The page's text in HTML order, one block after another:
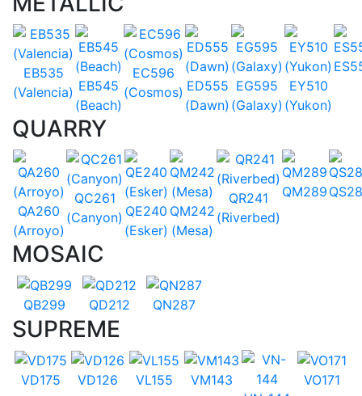
EB535
(Valencia) EB545
(Beach)
EC596
(Cosmos) ED555
(Dawn)
EG595
(Galaxy)
EY510
(Yukon)
QUARRY
QA260
(Arroyo)
QC261
(Canyon) QE240
(Esker)
QM242
(Mesa)
QR241
(Riverbed)
QM289
MOSAIC
QB299 QD212 QN287
SUPREME
VD175 VD126 VL155
VM143
VO171